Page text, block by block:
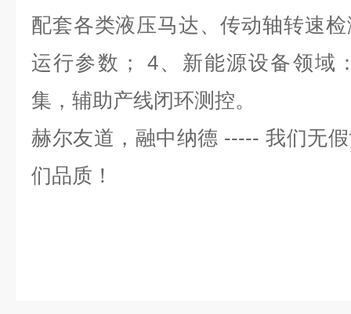
配套各类液压马达、传动轴转速
运行参数；4、新能源设备领域
集，辅助产线闭环测控。
赫尔友道，融中纳德 ----- 我们无
们品质！